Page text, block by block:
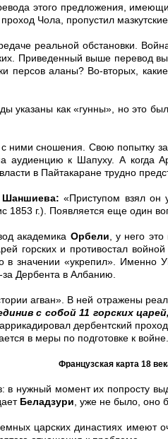
этого предложения,
Чола, пропустил
реальной обстановки.
Приведенный выше перевод
персов аланы? Во-вторых,
указаны как «гунны», но это
сношения. Свою попытку
к Шапуху. А когда
в Пайтакаране трудно
Шаншиева: «Приступом взял он
г.). Появляется еще один
академика Орбели , у него
горских и противостал
в значении «укрепил».
за Дербента в Албанию.
агван». В ней отражены
с собой 11 горских
дербентский
в меры по подготовке к
Французская карта 18
в нужный момент их
Беладзури , уже не было, оно
царских династиях имеют